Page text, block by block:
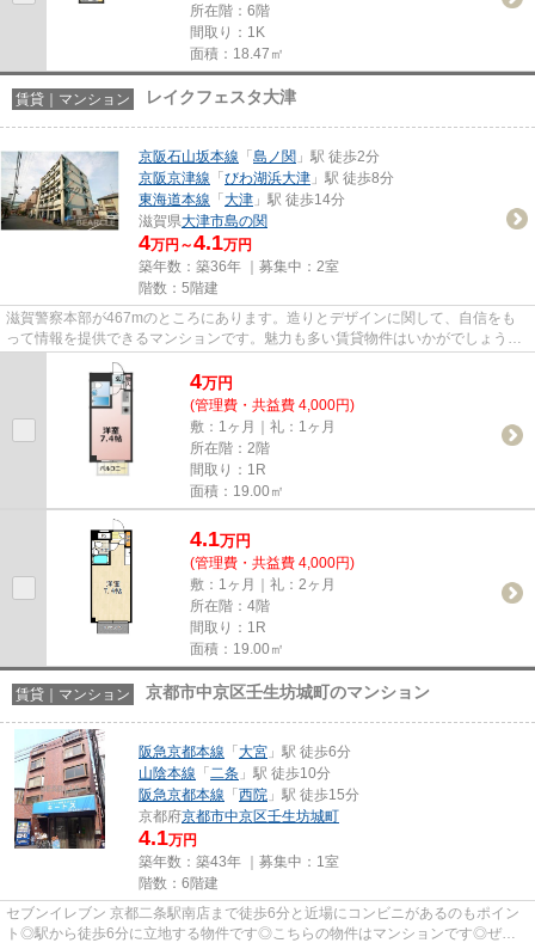
所在階：6階
間取り：1K
面積：18.47㎡
賃貸｜マンション レイクフェスタ大津
京阪石山坂本線 「 島ノ関 」駅 徒歩2分
京阪京津線 「 びわ湖浜大津 」駅 徒歩8分
東海道本線 「 大津 」駅 徒歩14分
滋賀県大津市島の関
4万円～4.1万円
築年数：築36年 ｜募集中： 2室
階数：5階建
滋賀警察本部が467mのところにあります。造りとデザインに関して、自信をも
って情報を提供できるマンションです。魅力も多い賃貸物件はいかがでしょう
か。こだわりポイント満載のレイ...
4万円
(管理費・共益費 4,000円)
敷：1ヶ月｜礼：1ヶ月
所在階：2階
間取り：1R
面積：19.00㎡
4.1万円
(管理費・共益費 4,000円)
敷：1ヶ月｜礼：2ヶ月
所在階：4階
間取り：1R
面積：19.00㎡
賃貸｜マンション 京都市中京区壬生坊城町のマンション
阪急京都本線 「 大宮 」駅 徒歩6分
山陰本線 「 二条 」駅 徒歩10分
阪急京都本線 「 西院 」駅 徒歩15分
京都府京都市中京区壬生坊城町
4.1万円
築年数：築43年 ｜募集中： 1室
階数：6階建
セブンイレブン 京都二条駅南店まで徒歩6分と近場にコンビニがあるのもポイン
ト◎駅から徒歩6分に立地する物件です◎こちらの物件はマンションです◎ぜひ